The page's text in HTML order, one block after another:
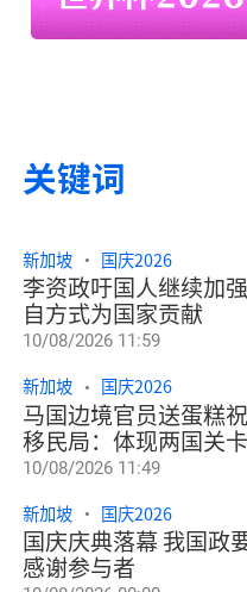
关键词
新加坡国庆
李资政吁国人继续加
自方式为国家贡献
新加坡 国庆2026
10/08/2026 11:59
马国边境官员送蛋糕
移民局：体现两国关
新加坡 国庆2026
10/08/2026 11:49
国庆庆典落幕 我国政
感谢参与者
新加坡 国庆2026